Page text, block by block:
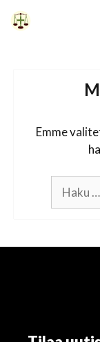
Siirry
sisältöön
Emme